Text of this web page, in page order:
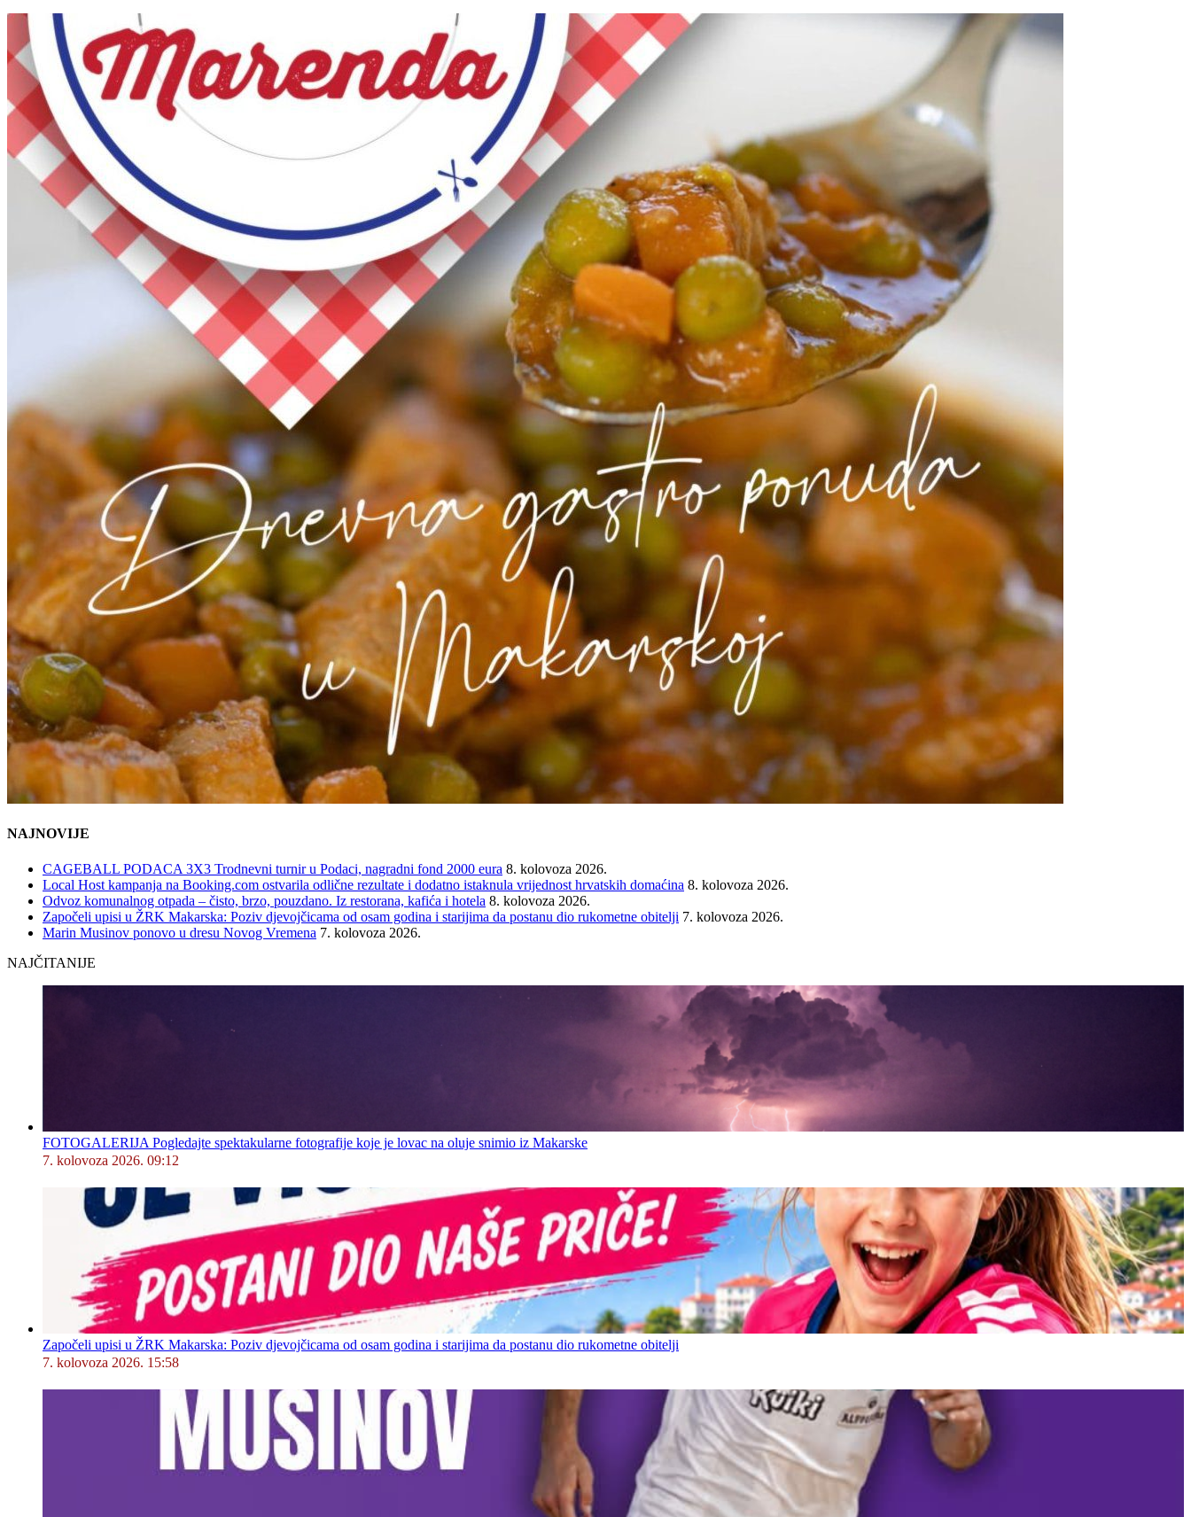
NAJNOVIJE
CAGEBALL PODACA 3X3 Trodnevni turnir u Podaci, nagradni fond 2000 eura 8. kolovoza 2026.
Local Host kampanja na Booking.com ostvarila odlične rezultate i dodatno istaknula vrijednost hrvatskih domaćina 8. kolovoza 2026.
Odvoz komunalnog otpada – čisto, brzo, pouzdano. Iz restorana, kafića i hotela 8. kolovoza 2026.
Započeli upisi u ŽRK Makarska: Poziv djevojčicama od osam godina i starijima da postanu dio rukometne obitelji 7. kolovoza 2026.
Marin Musinov ponovo u dresu Novog Vremena 7. kolovoza 2026.
NAJČITANIJE
FOTOGALERIJA Pogledajte spektakularne fotografije koje je lovac na oluje snimio iz Makarske
7. kolovoza 2026. 09:12
Započeli upisi u ŽRK Makarska: Poziv djevojčicama od osam godina i starijima da postanu dio rukometne obitelji
7. kolovoza 2026. 15:58